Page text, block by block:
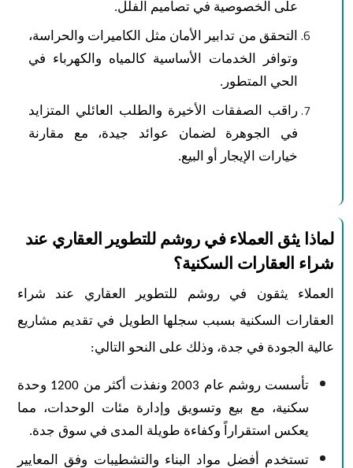
على الخصوصية في تصاميم الفلل.
​التحقق من تدابير الأمان مثل الكاميرات والحراسة،
وتوافر الخدمات الأساسية كالمياه والكهرباء في
الحي المتطور.
​راقب الصفقات الأخيرة والطلب العائلي المتزايد
في الجوهرة لضمان عوائد جيدة، مع مقارنة
خيارات الإيجار أو البيع.
لماذا يثق العملاء في روشم للتطوير العقاري عند
شراء العقارات السكنية؟
العملاء يثقون في روشم للتطوير العقاري عند شراء
العقارات السكنية بسبب سجلها الطويل في تقديم مشاريع
عالية الجودة في جدة، وذلك على النحو التالي:
تأسست روشم عام 2003 ونفذت أكثر من 1200 وحدة
سكنية، مع بيع وتسويق وإدارة مئات الوحدات، مما
يعكس استقراراً وكفاءة طويلة المدى في سوق جدة.
​تستخدم أفضل مواد البناء والتشطيبات وفق المعايير